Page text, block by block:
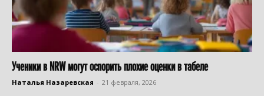
Ученики в NRW могут оспорить плохие оценки в табеле
Наталья Назаревская 21 февраля, 2026